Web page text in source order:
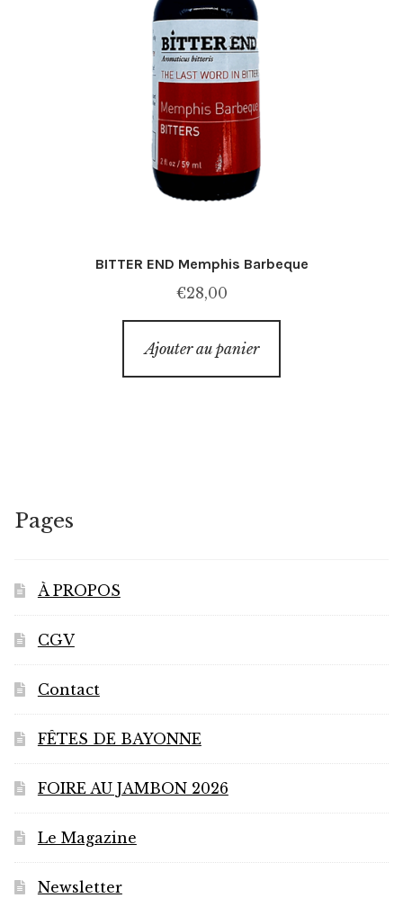
BITTER END Memphis Barbeque
€28,00
Ajouter au panier
Pages
À PROPOS
CGV
Contact
FÊTES DE BAYONNE
FOIRE AU JAMBON 2026
Le Magazine
Newsletter